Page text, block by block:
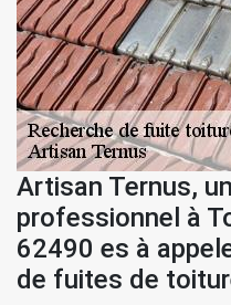
Artisan Ternus,
professionnel à
62490 es à
de fuites de